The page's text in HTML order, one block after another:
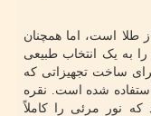
طلا است، اما همچنان
به یک انتخاب طبیعی
ساخت تجهیزاتی که
شده است. نقره
که نور مرئی را کاملاً